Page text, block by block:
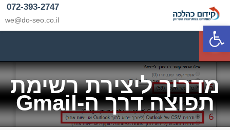
פתח סרגל נגישות
072-393-2747
we@do-seo.co.il
p
מדריך ליצירת רשימת
תפוצה דרך ה-Gmail